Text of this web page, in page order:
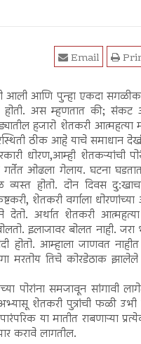
Email
आली आणि पुन्हा एकदा
होती. अस म्हणतात की; संकट
हजारो शेतकरी
ठीक आहे याचे समाधान
धोरण,आम्ही शेतकऱ्यांची
गर्तेत ओढला गेलाय. घटना
व्यस्त होतो. दोन दिवस
शेतकरी वर्गाला
अर्थात शेतकरी आत्महत्या
इलाजावर बोलत नाही.
आम्हाला जाणवत नाहीत
मरतोय तिचे कोरडेठाक
पोरांना समजावून सांगावी
शेतकरी पुत्रांची फळी
या मातीत राबणाऱ्या
करावे लागतील.